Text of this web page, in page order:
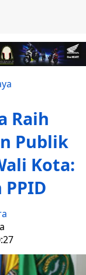
Raih
Publik
Kota: